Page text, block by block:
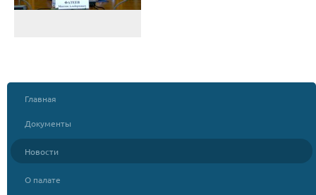
Главная
Документы
Новости
О палате